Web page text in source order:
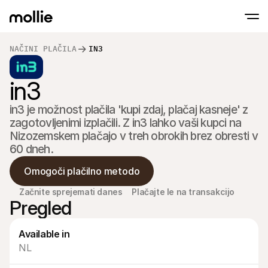
NAČINI PLAČILA IN3
in3
in3 je možnost plačila 'kupi zdaj, plačaj kasneje' z
zagotovljenimi izplačili. Z in3 lahko vaši kupci na
Nizozemskem plačajo v treh obrokih brez obresti v
60 dneh.
Omogoči plačilno metodo
Začnite sprejemati danes Plačajte le na transakcijo
Pregled
Available in
NL
Sprejmite brezstična plačila neposredno
plačila
Fizična plačila
Sprejemajte plačila s
napravami
Zbirajte redna in
Sprejemanje &
Partnerji
Za agencije
Spoznajte naš program partnerskih agencij